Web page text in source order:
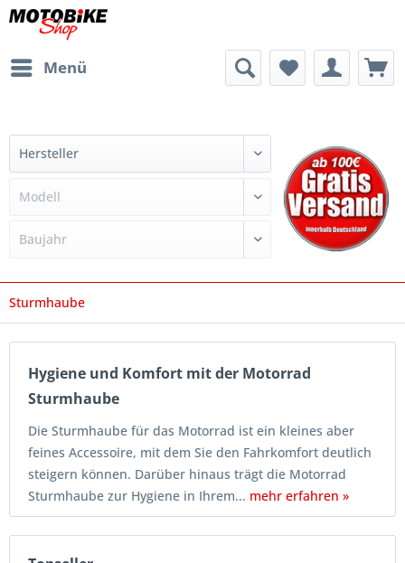
Menü
Sturmhaube
Hygiene und Komfort mit der Motorrad
Sturmhaube
Die Sturmhaube für das Motorrad ist ein kleines aber
feines Accessoire, mit dem Sie den Fahrkomfort deutlich
steigern können. Darüber hinaus trägt die Motorrad
Sturmhaube zur Hygiene in Ihrem... mehr erfahren »